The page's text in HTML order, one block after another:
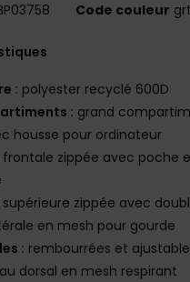
Code couleur
: polyester recyclé 600D
: grand
housse pour ordinateur
frontale zippée avec poche
supérieure zippée avec
en mesh pour gourde
: rembourrées et
dorsal en mesh respirant